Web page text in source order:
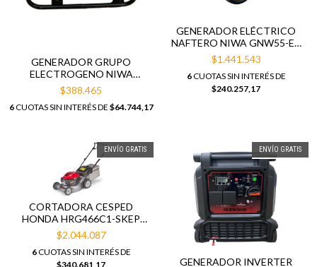
GENERADOR GRUPO
ELECTROGENO NIWA
GNW12
$388.465
6CUOTAS SIN INTERÉS DE $64.744,17
GENERADOR ELÉCTRICO
NAFTERO NIWA GNW55-ER
5,5KVA ARRANQUE
ELÉCTRICO
$1.441.543
6CUOTAS SIN INTERÉS DE
$240.257,17
ENVÍO GRATIS
CORTADORA CESPED
HONDA HRG466C1-SKEP
4.5HP 46CM AP
$2.044.087
6CUOTAS SIN INTERÉS DE
$340.681,17
ENVÍO GRATIS
GENERADOR INVERTER